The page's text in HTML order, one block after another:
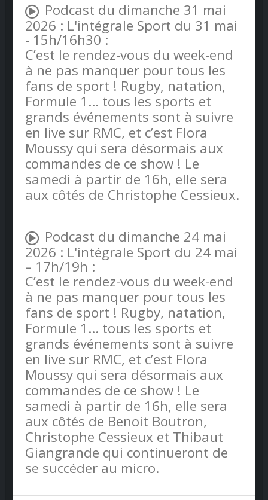
Podcast du dimanche 31 mai
2026 : L'intégrale Sport du 31 mai
- 15h/16h30 :
C’est le rendez-vous du week-end
à ne pas manquer pour tous les
fans de sport ! Rugby, natation,
Formule 1… tous les sports et
grands événements sont à suivre
en live sur RMC, et c’est Flora
Moussy qui sera désormais aux
commandes de ce show ! Le
samedi à partir de 16h, elle sera
aux côtés de Christophe Cessieux.
Podcast du dimanche 24 mai
2026 : L'intégrale Sport du 24 mai
– 17h/19h :
C’est le rendez-vous du week-end
à ne pas manquer pour tous les
fans de sport ! Rugby, natation,
Formule 1… tous les sports et
grands événements sont à suivre
en live sur RMC, et c’est Flora
Moussy qui sera désormais aux
commandes de ce show ! Le
samedi à partir de 16h, elle sera
aux côtés de Benoit Boutron,
Christophe Cessieux et Thibaut
Giangrande qui continueront de
se succéder au micro.